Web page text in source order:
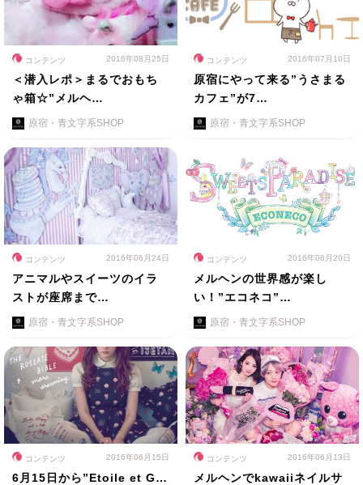
コンテンツ 2016年08月25日
＜潜入レポ＞まるでおもち
ゃ箱☆”メルヘ…
原宿・青文字系SHOP
コンテンツ 2016年07月10日
原宿にやって来る”うさまる
カフェ”が7…
原宿・青文字系SHOP
コンテンツ 2016年06月24日
アニマルやスイーツのイラ
ストが座席まで…
原宿・青文字系SHOP
コンテンツ 2016年06月20日
メルヘンの世界感が楽し
い！”エコネコ”…
原宿・青文字系SHOP
コンテンツ 2016年06月15日
6月15日から”Etoile et G…
コンテンツ 2016年06月13日
メルヘンでkawaiiネイルサ